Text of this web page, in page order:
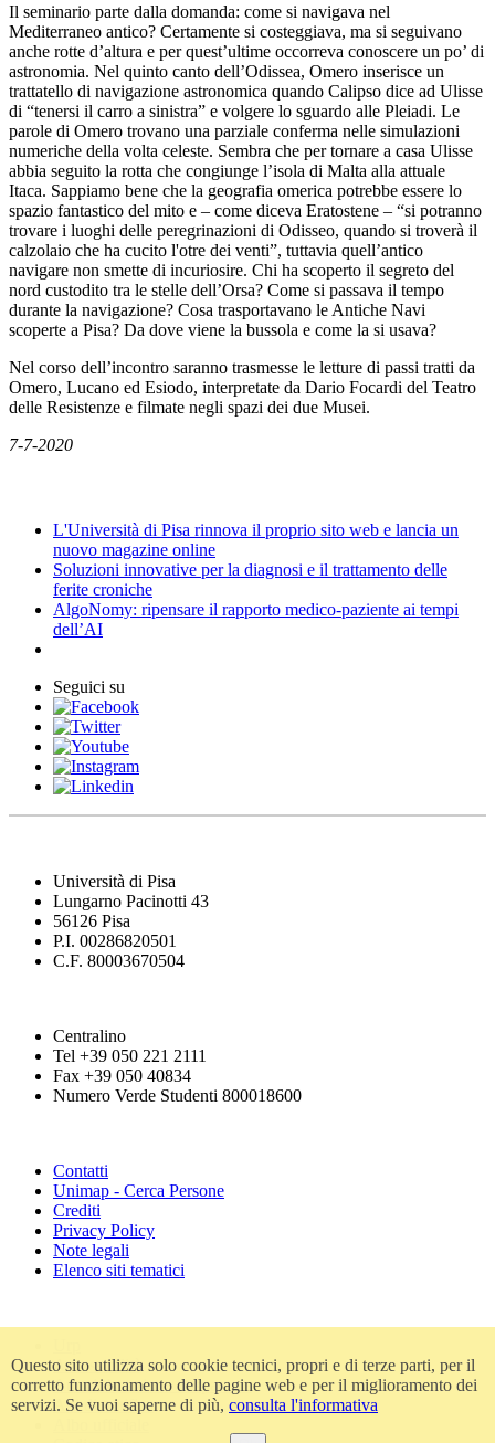
Il seminario parte dalla domanda: come si navigava nel
Mediterraneo antico? Certamente si costeggiava, ma si seguivano
anche rotte d’altura e per quest’ultime occorreva conoscere un po’ di
astronomia. Nel quinto canto dell’Odissea, Omero inserisce un
trattatello di navigazione astronomica quando Calipso dice ad Ulisse
di “tenersi il carro a sinistra” e volgere lo sguardo alle Pleiadi. Le
parole di Omero trovano una parziale conferma nelle simulazioni
numeriche della volta celeste. Sembra che per tornare a casa Ulisse
abbia seguito la rotta che congiunge l’isola di Malta alla attuale
Itaca. Sappiamo bene che la geografia omerica potrebbe essere lo
spazio fantastico del mito e – come diceva Eratostene – “si potranno
trovare i luoghi delle peregrinazioni di Odisseo, quando si troverà il
calzolaio che ha cucito l'otre dei venti”, tuttavia quell’antico
navigare non smette di incuriosire. Chi ha scoperto il segreto del
nord custodito tra le stelle dell’Orsa? Come si passava il tempo
durante la navigazione? Cosa trasportavano le Antiche Navi
scoperte a Pisa? Da dove viene la bussola e come la si usava?
Nel corso dell’incontro saranno trasmesse le letture di passi tratti da
Omero, Lucano ed Esiodo, interpretate da Dario Focardi del Teatro
delle Resistenze e filmate negli spazi dei due Musei.
7-7-2020
L'Università di Pisa rinnova il proprio sito web e lancia un
nuovo magazine online
Soluzioni innovative per la diagnosi e il trattamento delle
ferite croniche
AlgoNomy: ripensare il rapporto medico-paziente ai tempi
dell’AI
Seguici su
Università di Pisa
Lungarno Pacinotti 43
56126 Pisa
P.I. 00286820501
C.F. 80003670504
Centralino
Tel +39 050 221 2111
Fax +39 050 40834
Numero Verde Studenti 800018600
Contatti
Unimap - Cerca Persone
Crediti
Privacy Policy
Note legali
Elenco siti tematici
Accessibilità
Amministrazione trasparente
Atti di notifica
Questo sito utilizza solo cookie tecnici, propri e di terze parti, per il
corretto funzionamento delle pagine web e per il miglioramento dei
servizi. Se vuoi saperne di più, consulta l'informativa